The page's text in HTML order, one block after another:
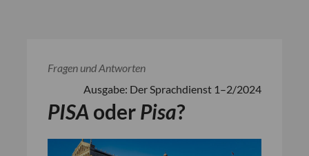
Fragen und Antworten
Ausgabe: Der Sprachdienst 1–2/2024
PISA oderPisa?